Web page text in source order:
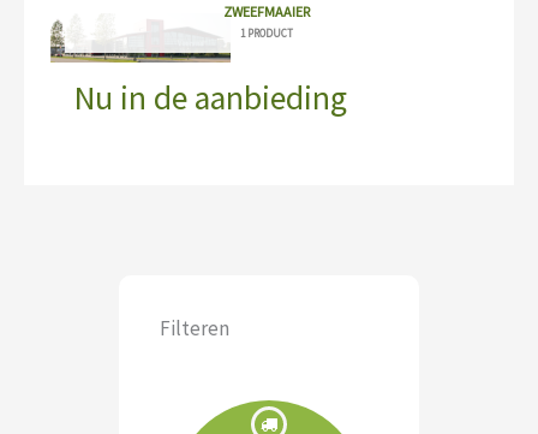
ZWEEFMAAIER
1 PRODUCT
Nu in de aanbieding
Filteren